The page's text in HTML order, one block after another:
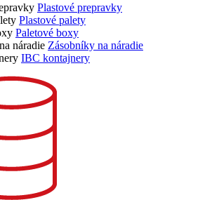
Plastové prepravky
Plastové palety
Paletové boxy
Zásobníky na náradie
IBC kontajnery